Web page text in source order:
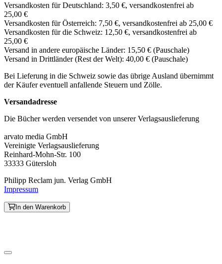
Versandkosten für Deutschland: 3,50 €, versandkostenfrei ab
25,00 €
Versandkosten für Österreich: 7,50 €, versandkostenfrei ab 25,00 €
Versandkosten für die Schweiz: 12,50 €, versandkostenfrei ab
25,00 €
Versand in andere europäische Länder: 15,50 € (Pauschale)
Versand in Drittländer (Rest der Welt): 40,00 € (Pauschale)
Bei Lieferung in die Schweiz sowie das übrige Ausland übernimmt
der Käufer eventuell anfallende Steuern und Zölle.
Versandadresse
Die Bücher werden versendet von unserer Verlagsauslieferung
arvato media GmbH
Vereinigte Verlagsauslieferung
Reinhard-Mohn-Str. 100
33333 Gütersloh
Philipp Reclam jun. Verlag GmbH
Impressum
In den Warenkorb